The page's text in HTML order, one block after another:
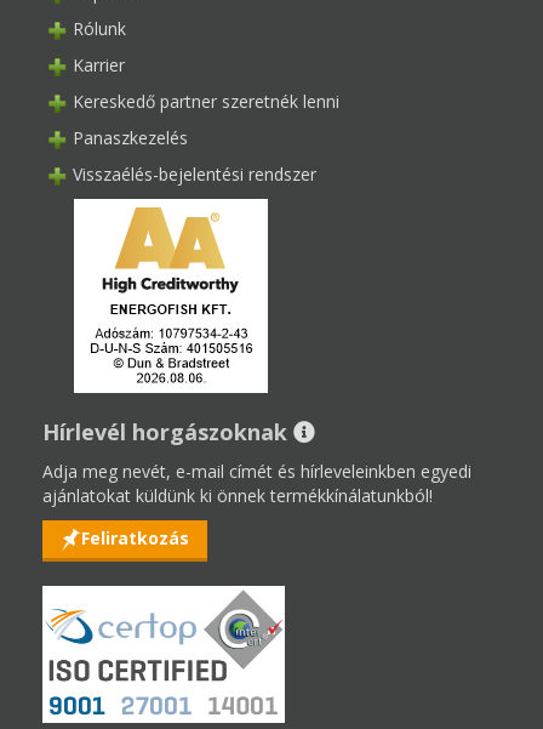
Rólunk
Karrier
Kereskedő partner szeretnék lenni
Panaszkezelés
Visszaélés-bejelentési rendszer
Hírlevél horgászoknak
Adja meg nevét, e-mail címét és hírleveleinkben egyedi
ajánlatokat küldünk ki önnek termékkínálatunkból!
Feliratkozás